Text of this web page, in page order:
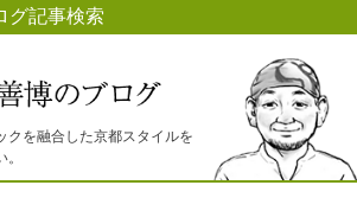
グ記事検索
クを融合した京都スタイルを